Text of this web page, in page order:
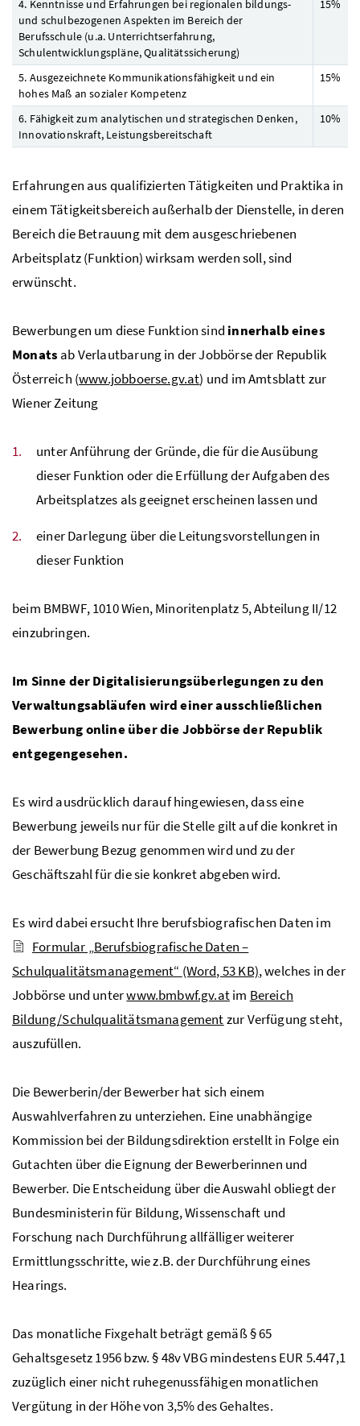
4. Kenntnisse und Erfahrungen bei regionalen bildungs-
und schulbezogenen Aspekten im Bereich der
Berufsschule (u.a. Unterrichtserfahrung,
Schulentwicklungspläne, Qualitätssicherung)
15%
5. Ausgezeichnete Kommunikationsfähigkeit und ein
hohes Maß an sozialer Kompetenz
15%
6. Fähigkeit zum analytischen und strategischen Denken,
Innovationskraft, Leistungsbereitschaft
10%
Erfahrungen aus qualifizierten Tätigkeiten und Praktika in
einem Tätigkeitsbereich außerhalb der Dienstelle, in deren
Bereich die Betrauung mit dem ausgeschriebenen
Arbeitsplatz (Funktion) wirksam werden soll, sind
erwünscht.
Bewerbungen um diese Funktion sind innerhalb eines
Monats ab Verlautbarung in der Jobbörse der Republik
Österreich (www.jobboerse.gv.at) und im Amtsblatt zur
Wiener Zeitung
unter Anführung der Gründe, die für die Ausübung
dieser Funktion oder die Erfüllung der Aufgaben des
Arbeitsplatzes als geeignet erscheinen lassen und
einer Darlegung über die Leitungsvorstellungen in
dieser Funktion
beim BMBWF, 1010 Wien, Minoritenplatz 5, Abteilung II/12
einzubringen.
Im Sinne der Digitalisierungsüberlegungen zu den
Verwaltungsabläufen wird einer ausschließlichen
Bewerbung online über die Jobbörse der Republik
entgegengesehen.
Es wird ausdrücklich darauf hingewiesen, dass eine
Bewerbung jeweils nur für die Stelle gilt auf die konkret in
der Bewerbung Bezug genommen wird und zu der
Geschäftszahl für die sie konkret abgeben wird.
Es wird dabei ersucht Ihre berufsbiografischen Daten im
Formular „Berufsbiografische Daten –
Schulqualitätsmanagement“ (Word, 53 KB), welches in der
Jobbörse und unterwww.bmbwf.gv.atim Bereich
Bildung/Schulqualitätsmanagementzur Verfügung steht,
auszufüllen.
Die Bewerberin/der Bewerber hat sich einem
Auswahlverfahren zu unterziehen. Eine unabhängige
Kommission bei der Bildungsdirektion erstellt in Folge ein
Gutachten über die Eignung der Bewerberinnen und
Bewerber. Die Entscheidung über die Auswahl obliegt der
Bundesministerin für Bildung, Wissenschaft und
Forschung nach Durchführung allfälliger weiterer
Ermittlungsschritte, wiez.B.der Durchführung eines
Hearings.
Das monatliche Fixgehalt beträgt gemäß § 65
Gehaltsgesetz 1956bzw.§ 48vVBGmindestens EUR 5.447,1
zuzüglich einer nicht ruhegenussfähigen monatlichen
Vergütung in der Höhe von 3,5% des Gehaltes.